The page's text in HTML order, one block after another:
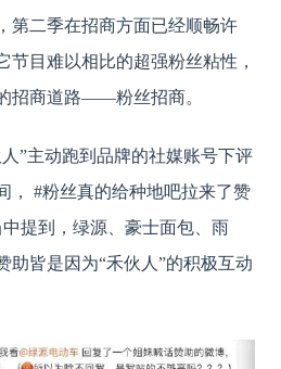
第二季在招商方面已经顺畅许
节目难以相比的超强粉丝粘性，
招商道路——粉丝招商。
”主动跑到品牌的社媒账号下评
， #粉丝真的给种地吧拉来了赞
提到，绿源、豪士面包、雨
助皆是因为“禾伙人”的积极互动